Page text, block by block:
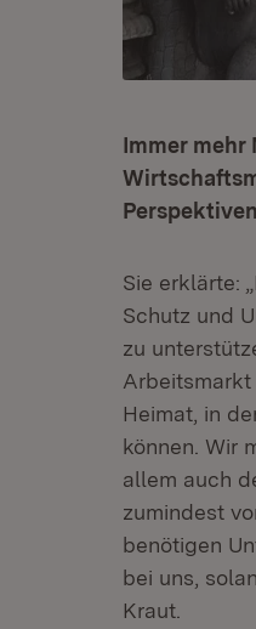
Immer mehr
Sie erklärte:
Schutz und
zu
Arbeitsmarkt
Heimat, in
können. Wir
allem auch
zumindest
benötigen
bei uns,
Kraut.